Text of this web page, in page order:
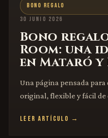
BONO REGALO
30 JUNIO 2026
Bono regalo
Room: una
en Mataró
Una página pensada
original, flexible y fácil
LEER ARTÍCULO →